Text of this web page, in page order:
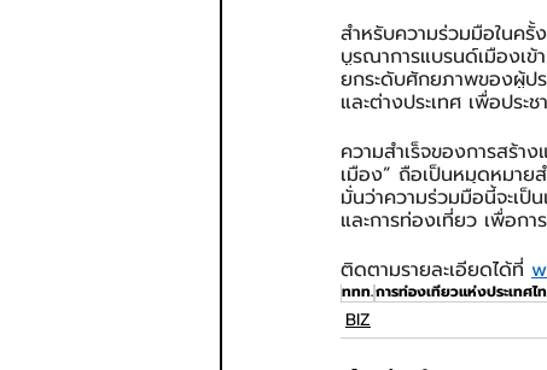
สำหรับความร่วมมือในครั้
บูรณาการแบรนด์เมืองเ
ยกระดับศักยภาพของผู้ป
และต่างประเทศ เพื่อประ
ความสำเร็จของการสร้า
เมือง” ถือเป็นหมุดหมาย
มั่นว่าความร่วมมือนี้จะเ
และการท่องเที่ยว เพื่อก
ติดตามรายละเอียดได้ที่
ททท.การท่องเที่ยวแห่งประเทศไ
BIZ